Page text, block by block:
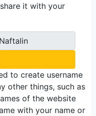
it with your
to create username
other things, such as
of the website
with your name or